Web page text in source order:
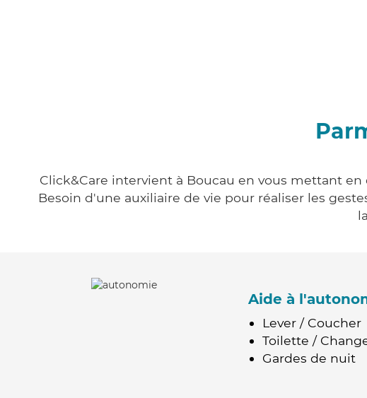
Click&Care intervient à Boucau en vous mettant
Besoin d'une auxiliaire de vie pour réaliser les
Aide à
Lever / Coucher
Toilette /
Gardes de nuit